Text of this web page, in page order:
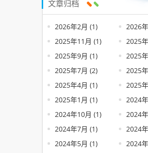
文章归档
2026年2月 (1)
2026
2025年11月 (1)
2025
2025年9月 (1)
2025
2025年7月 (2)
2025
2025年4月 (1)
2025
2025年1月 (1)
2024
2024年10月 (1)
2024
2024年7月 (1)
2024
2024年5月 (1)
2024